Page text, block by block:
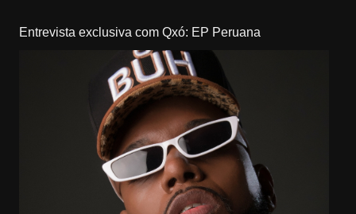
Entrevista exclusiva com Qxó: EP Peruana